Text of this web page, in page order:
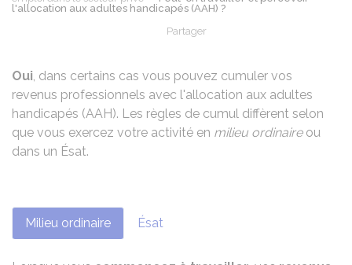
l'allocation aux adultes handicapés (AAH) ?
Partager
Oui, dans certains cas vous pouvez cumuler vos
revenus professionnels avec l'allocation aux adultes
handicapés (AAH). Les règles de cumul diffèrent selon
que vous exercez votre activité en milieu ordinaireou
dans un Ésat.
Milieu ordinaire Ésat